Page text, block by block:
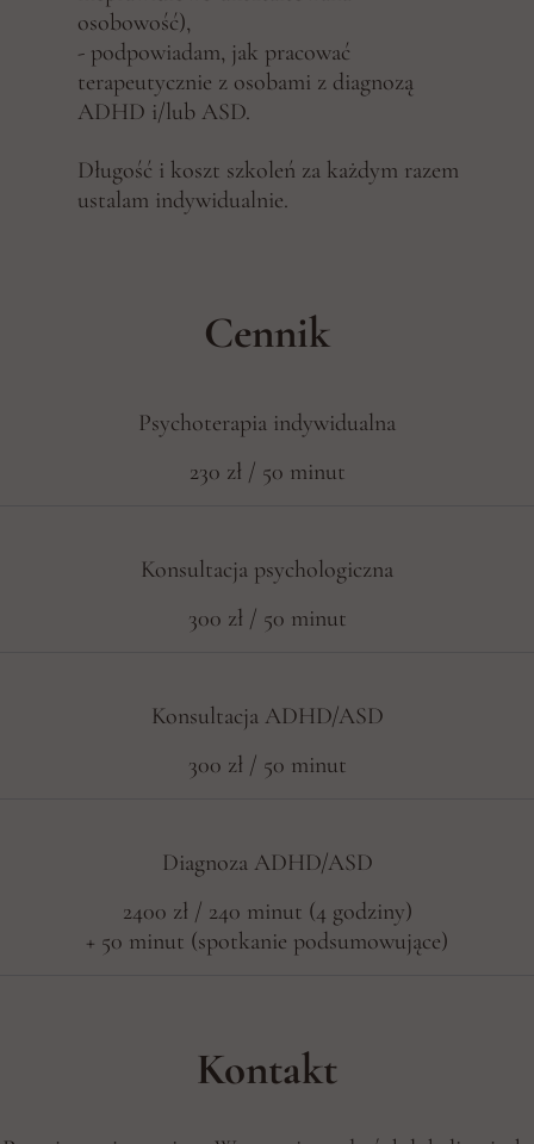
osobowość),
- podpowiadam, jak pracować
terapeutycznie z osobami z diagnozą
ADHD i/lub ASD.
Długość i koszt szkoleń za każdym razem
ustalam indywidualnie.
Cennik
2400 zł / 240 minut (4 godziny)
+ 50 minut (spotkanie podsumowujące)
Diagnoza ADHD/ASD
300 zł / 50 minut
Konsultacja ADHD/ASD
300 zł / 50 minut
Konsultacja psychologiczna
230 zł / 50 minut
Psychoterapia indywidualna
Kontakt